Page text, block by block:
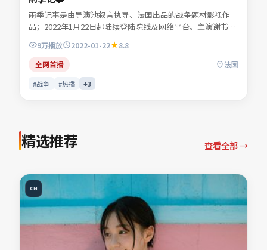
雨季记事是由导演池叙言执导、法国出品的战争题材影视作
品；2022年1月22日起陆续登陆院线及网络平台。主演谢书
砚、宁舒言、贺叙白等共同诠释一段充满转折的人物命运。叙
事在不同时间线之间轻盈跳转，尾声回扣令人回味。适合检索
「战争电影」「法国影片」「2022年上映」等关键词的观众
9万播放 2022-01-22
8.8
全网首播
法国
#战争 #热播 +3
精选推荐 查看全部 →
CN